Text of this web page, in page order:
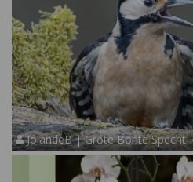
JolandeB | Grote Bonte Specht